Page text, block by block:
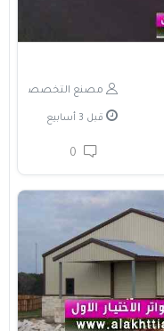
مصنع التخصصي
قبل 3 أسابيع